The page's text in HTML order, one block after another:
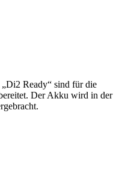
Ready“ sind für die
Der Akku wird in der